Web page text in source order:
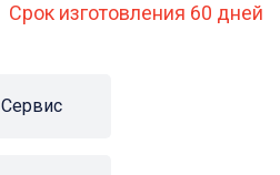
Срок изготовления 60 дней
Сервис